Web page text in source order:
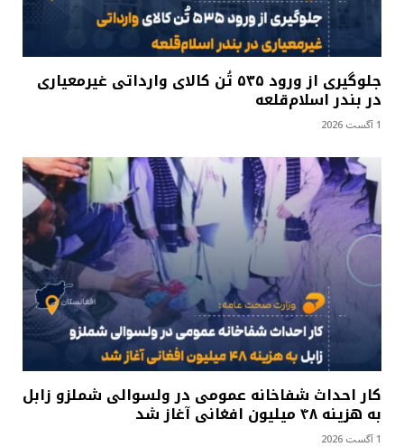
جلوگیری از ورود ۵۳۵ تُن کالای وارداتی غیرمعیاری
در بندر اسلام‌قلعه
1 آگست 2026
کار احداث شفاخانه عمومی در ولسوالی شملزو زابل
به هزینه ۴۸ میلیون افغانی آغاز شد
1 آگست 2026